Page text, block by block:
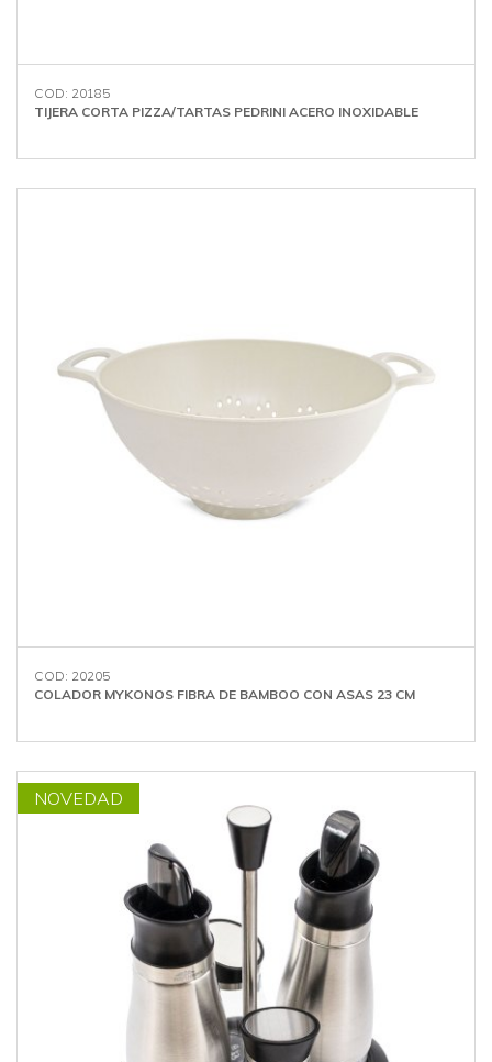
COD: 20185
TIJERA CORTA PIZZA/TARTAS PEDRINI ACERO INOXIDABLE
COD: 20205
COLADOR MYKONOS FIBRA DE BAMBOO CON ASAS 23 CM
NOVEDAD